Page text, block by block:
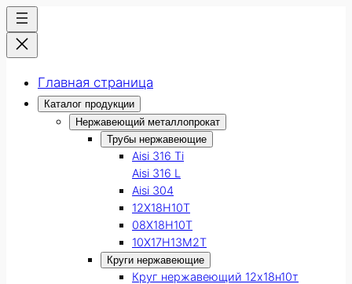
Главная страница
Каталог продукции
Нержавеющий металлопрокат
Трубы нержавеющие
Aisi 316 Ti
Aisi 316 L
Aisi 304
12Х18Н10Т
08Х18Н10Т
10Х17Н13М2Т
Круги нержавеющие
Круг нержавеющий 12х18н10т